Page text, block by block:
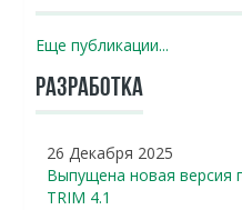
Еще публикации...
РАЗРАБОТКА
26 Декабря 2025
Выпущена новая версия
TRIM 4.1